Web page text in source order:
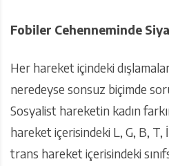
Fobiler Cehenneminde
Her hareket içindeki
neredeyse sonsuz biçimde
Sosyalist hareketin kadın
hareket içerisindeki L, G, B, T,
trans hareket içerisindeki